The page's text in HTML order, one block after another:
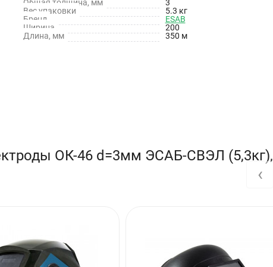
Общая толщина, мм
3
Вес упаковки
5.3 кг
Бренд
ESAB
Ширина
200
Длина, мм 350 м
ОК-46 d=3мм ЭСАБ-СВЭЛ (5,3кг),
‹